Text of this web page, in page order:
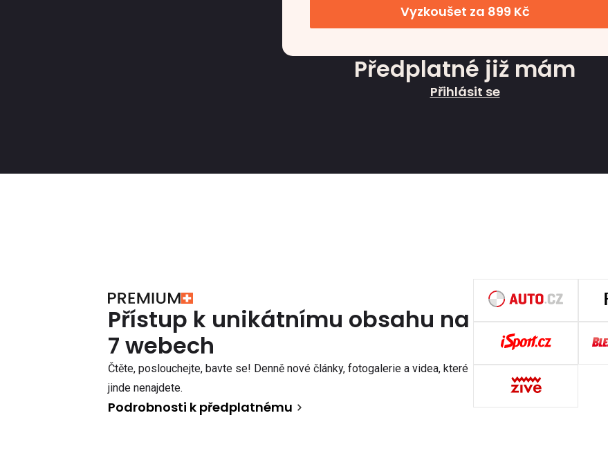
Vyzkoušet za 899 Kč
Předplatné již mám
Přihlásit se
Přístup k unikátnímu obsahu na
7 webech
Čtěte, poslouchejte, bavte se! Denně nové články, fotogalerie a videa, které
jinde nenajdete.
Podrobnosti k předplatnému